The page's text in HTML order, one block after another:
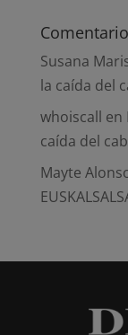
Susana
la caída del
whoiscall en
caída del
Mayte